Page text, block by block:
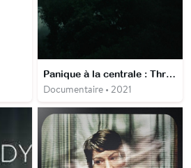
Panique à la centrale : Three Mile Island
Documentaire • 2021